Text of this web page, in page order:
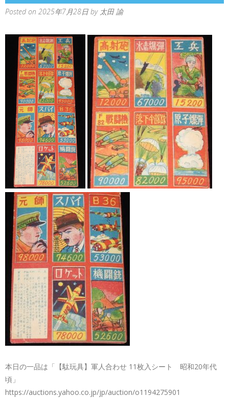
Posted on 2025年7月28日 by 太田 諭
本日の一品は「【駄玩具】軍人合わせ 11枚入シート 昭和20年代
頃」
https://auctions.yahoo.co.jp/jp/auction/o1194275901